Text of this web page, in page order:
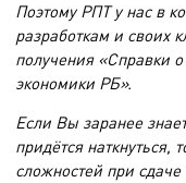
Поэтому РПТ у нас в
разработкам и своих
получения «Справки
экономики РБ».
Если Вы заранее
придётся наткнуться,
сложностей при сдаче